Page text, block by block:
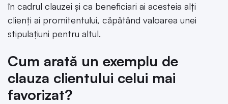
în cadrul clauzei și ca beneficiari ai acesteia alți
clienți ai promitentului, căpătând valoarea unei
stipulațiuni pentru altul.
Cum arată un exemplu de
clauza clientului celui mai
favorizat?